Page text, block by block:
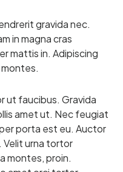
gravida nec.
in magna cras
mattis in. Adipiscing
ut faucibus. Gravida
amet ut. Nec feugiat
porta est eu. Auctor
Velit urna tortor
montes, proin.